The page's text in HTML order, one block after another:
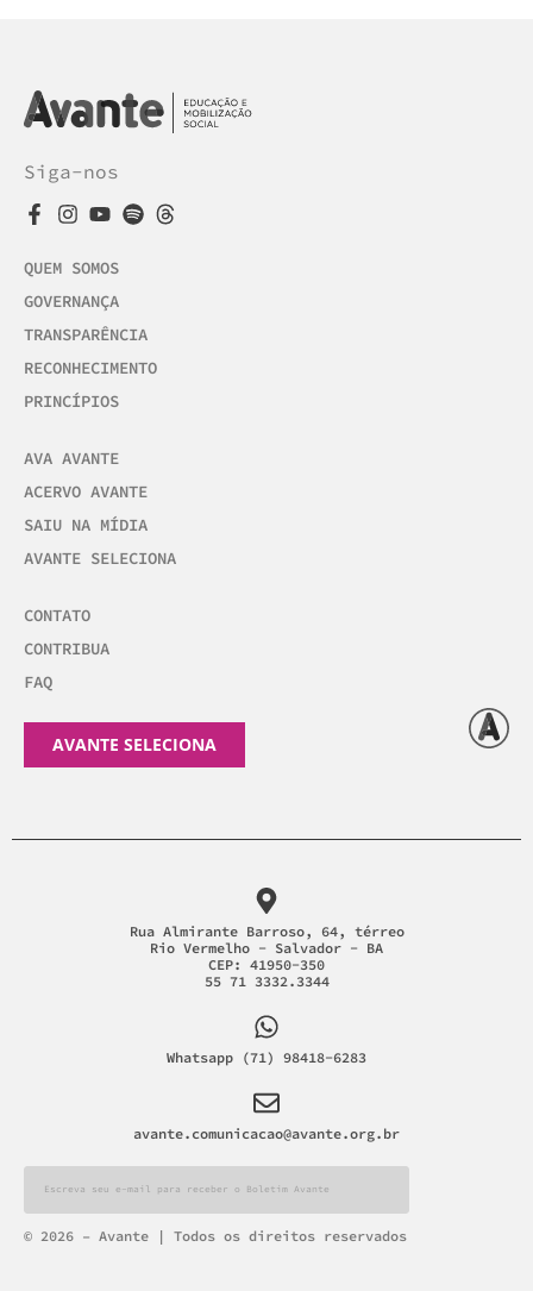
Siga-nos
QUEM SOMOS
GOVERNANÇA
TRANSPARÊNCIA
RECONHECIMENTO
PRINCÍPIOS
AVA AVANTE
ACERVO AVANTE
SAIU NA MÍDIA
AVANTE SELECIONA
CONTATO
CONTRIBUA
FAQ
AVANTE SELECIONA
Rua Almirante Barroso, 64, térreo
Rio Vermelho - Salvador - BA
CEP: 41950-350
55 71 3332.3344
Whatsapp (71) 98418-6283
avante.comunicacao@avante.org.br
Alternative:
© 2026 – Avante | Todos os direitos reservados